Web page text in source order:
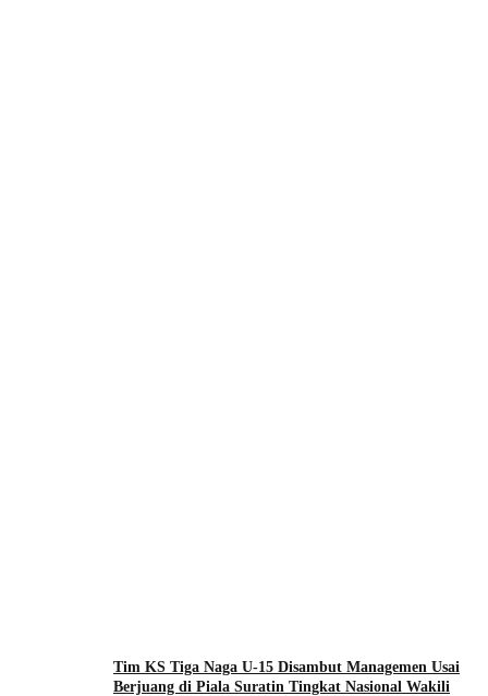
Tim KS Tiga Naga U-15 Disambut Managemen Usai
Berjuang di Piala Suratin Tingkat Nasional Wakili